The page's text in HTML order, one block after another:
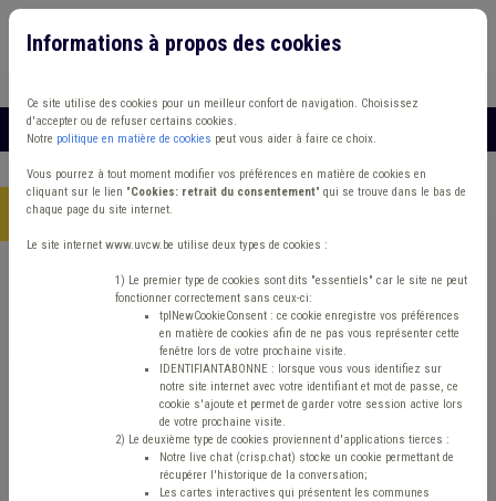
Accueil >Accès sécurisé
Accès sécurisé
Cette page est exclusivement acessible par les
membres de l'UVCW
La page que vous avez demandée est en accès
Informations à propos des cookies
Ce site utilise des cookies pour un meilleur confort de navigation. Choisissez
d'accepter ou de refuser certains cookies.
Notre politique en matière de cookies peut vous aider à faire ce choix.
Vous pourrez à tout moment modifier vos préférences en matière de cookies en
cliquant sur le lien "Cookies: retrait du consentement" qui se trouve dans le bas de
chaque page du site internet.
Le site internet www.uvcw.be utilise deux types de cookies :
1) Le premier type de cookies sont dits "essentiels" car le site ne peut
fonctionner correctement sans ceux-ci:
tplNewCookieConsent : ce cookie enregistre vos préférences
en matière de cookies afin de ne pas vous représenter cette
fenêtre lors de votre prochaine visite.
IDENTIFIANTABONNE : lorsque vous vous identifiez sur
notre site internet avec votre identifiant et mot de passe, ce
cookie s'ajoute et permet de garder votre session active lors
de votre prochaine visite.
2) Le deuxième type de cookies proviennent d'applications tierces :
Notre live chat (crisp.chat) stocke un cookie permettant de
récupérer l'historique de la conversation;
Les cartes interactives qui présentent les communes